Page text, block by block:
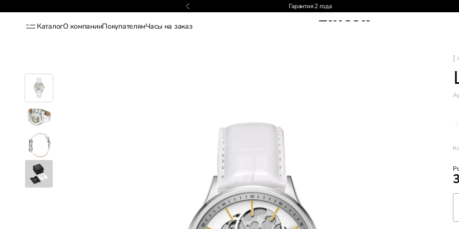
Доставка по России и СНГ
КаталогО компанииПокупателямЧасы на заказ
[